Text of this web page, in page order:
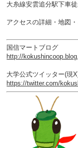
大糸線安雲追分駅下車
アクセスの詳細・地図
国信マートブログ
http://
大学公式ツイッター(現
https://twitter.com/